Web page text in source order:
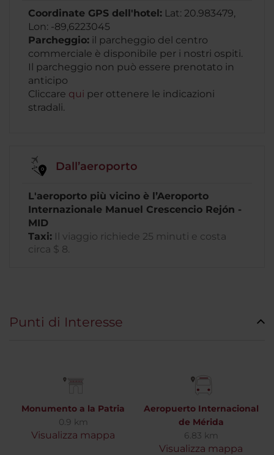
Coordinate GPS dell'hotel: Lat: 20.983479,
Lon: -89,6223045
Parcheggio: il parcheggio del centro
commerciale è disponibile per i nostri ospiti.
Il parcheggio non può essere prenotato in
anticipo
Cliccare qui per ottenere le indicazioni
stradali.
Dall’aeroporto
L'aeroporto più vicino è l’Aeroporto
Internazionale Manuel Crescencio Rejón -
MID
Taxi: Il viaggio richiede 25 minuti e costa
circa $ 8.
Punti di Interesse
Monumento a la Patria
0.9 km
Visualizza mappa
Aeropuerto Internacional
de Mérida
6.83 km
Visualizza mappa